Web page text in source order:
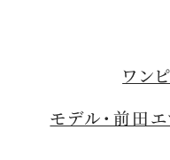
ワン
モデル・前田